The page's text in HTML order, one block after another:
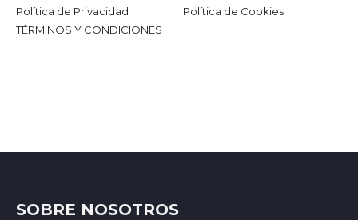
Política de Privacidad
Política de Cookies
TÉRMINOS Y CONDICIONES
SOBRE NOSOTROS